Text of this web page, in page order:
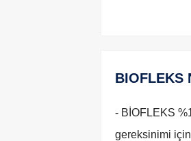
BIOFLEKS
- BİOFLEKS
gereksinimi